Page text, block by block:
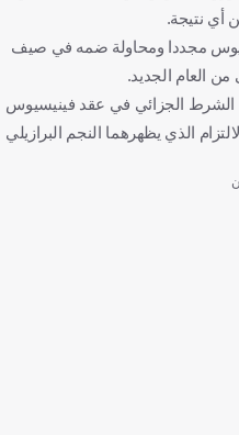
أي نتيجة.
مجددا ومحاولة ضمه في صيف
الشرط الجزائي في عقد فينيسيوس
الذي يظهرهما النجم البرازيلي